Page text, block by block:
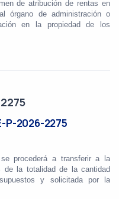
de atribución de rentas en
órgano de administración o
en la propiedad de los
P-2026-2275
procederá a transferir a la
de la totalidad de la cantidad
y solicitada por la